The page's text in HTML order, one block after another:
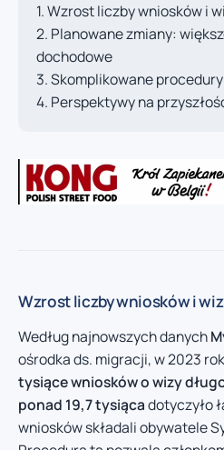
Wzrost liczby wniosków i
Planowane zmiany:
dochodowe
Skomplikowane
Perspektywy na
Wzrost liczby wniosków i
Według najnowszych danych
ośrodka ds. migracji, w 2023
tysiące wniosków o wizy
ponad 19,7 tysiącadotyczyło
wniosków składali obywatele